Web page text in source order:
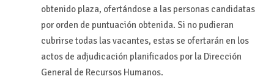
obtenido plaza, ofertándose a las personas candidatas
por orden de puntuación obtenida. Si no pudieran
cubrirse todas las vacantes, estas se ofertarán en los
actos de adjudicación planificados por la Dirección
General de Recursos Humanos.